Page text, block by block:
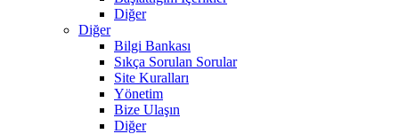
Diğer
Diğer
Bilgi Bankası
Sıkça Sorulan Sorular
Site Kuralları
Yönetim
Bize Ulaşın
Diğer